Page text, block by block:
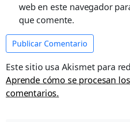
web en este navegador
que comente.
Este sitio usa Akismet para
Aprende cómo se procesan
comentarios.